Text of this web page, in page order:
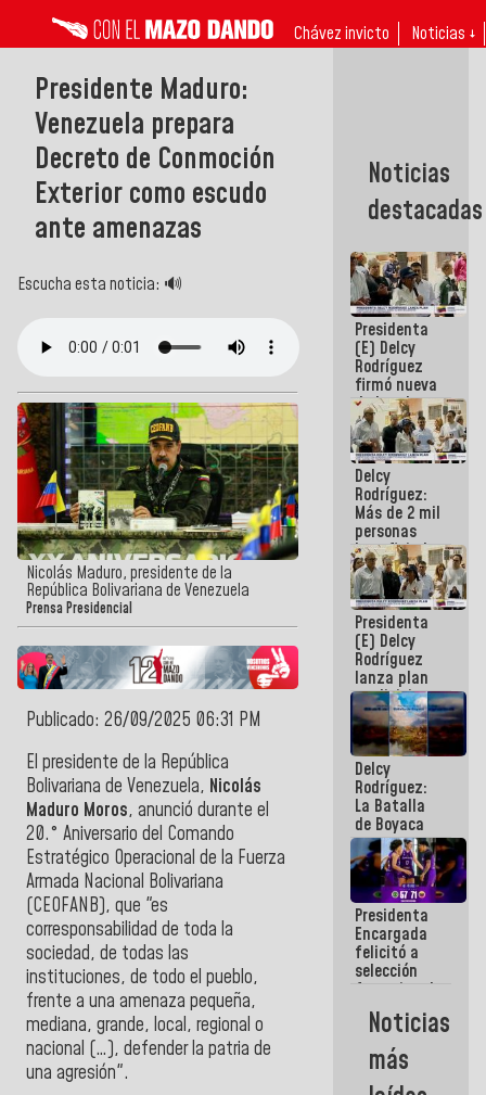
Chávez invicto Noticias ↓
Presidente Maduro:
Venezuela prepara
Decreto de Conmoción
Exterior como escudo
ante amenazas
Escucha esta noticia: 🔊
Nicolás Maduro, presidente de la
República Bolivariana de Venezuela
Prensa Presidencial
Publicado: 26/09/2025 06:31 PM
El presidente de la República
Bolivariana de Venezuela, Nicolás
Maduro Moros, anunció durante el
20.° Aniversario del Comando
Estratégico Operacional de la Fuerza
Armada Nacional Bolivariana
(CEOFANB), que "es
corresponsabilidad de toda la
sociedad, de todas las
instituciones, de todo el pueblo,
frente a una amenaza pequeña,
mediana, grande, local, regional o
nacional (…), defender la patria de
una agresión".
Noticias
destacadas
Presidenta
(E) Delcy
Rodríguez
firmó nueva
de Ley de
Arrendamiento
aprobada
por la AN
Delcy
Rodríguez:
Más de 2 mil
personas
beneficiadas
con planes
para
atención de
emergencia
sísmica en
la última
semana
Presidenta
(E) Delcy
Rodríguez
lanza plan
crediticio
con subsidio
a Juntas de
Condominio
Delcy
Rodríguez:
La Batalla
de Boyaca
representa
un capítulo
decisivo en
la gesta
emancipadora
de nuestra
América
Presidenta
Encargada
felicitó a
selección
femenina de
baloncesto
por su
clasificación
a la
AmeriCup
Noticias
más